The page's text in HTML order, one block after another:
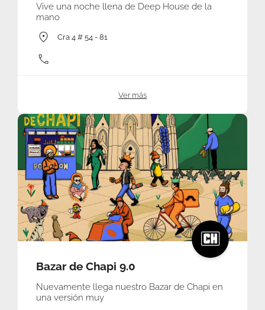
Vive una noche llena de Deep House de la
mano
Cra 4 # 54 - 81
Ver más
Bazar de Chapi 9.0
Nuevamente llega nuestro Bazar de Chapi en
una versión muy